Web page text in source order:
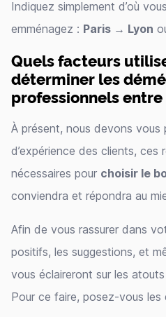
Indiquez simplement d’où
emménagez : Paris → Lyon
Quels facteurs
déterminer les
professionnels entre
À présent, nous devons vous
d’expérience des clients, ces
nécessaires pour choisir le
conviendra et répondra au
Afin de vous rassurer dans
positifs, les suggestions, et
vous éclaireront sur les
Pour ce faire, posez-vous les